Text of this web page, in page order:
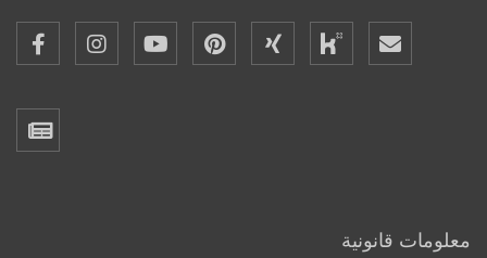
معلومات قانونية